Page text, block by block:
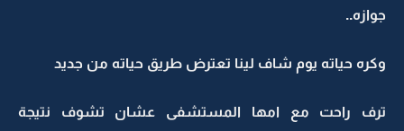
جوازه..
وكره حياته يوم شاف لينا تعترض طريق حياته من جديد
ترف راحت مع امها المستشفى عشان تشوف نتيجة